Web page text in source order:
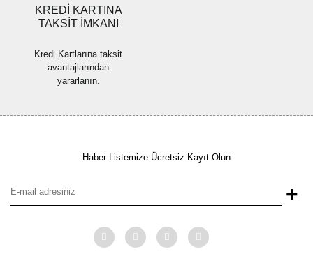
KREDİ KARTINA
TAKSİT İMKANI
Kredi Kartlarına taksit
avantajlarından
yararlanın.
Haber Listemize Ücretsiz Kayıt Olun
+